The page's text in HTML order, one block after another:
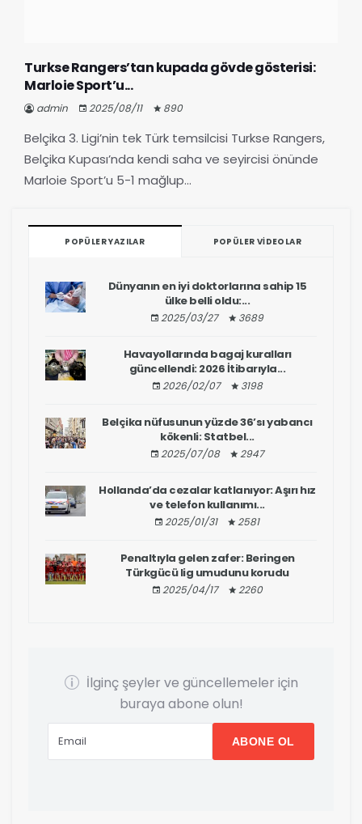
Turkse Rangers’tan kupada gövde gösterisi:
Marloie Sport’u...
admin 2025/08/11 890
Belçika 3. Ligi’nin tek Türk temsilcisi Turkse Rangers,
Belçika Kupası’nda kendi saha ve seyircisi önünde
Marloie Sport’u 5-1 mağlup...
POPÜLER YAZILAR POPÜLER VIDEOLAR
Dünyanın en iyi doktorlarına sahip 15
ülke belli oldu:...
2025/03/27 3689
Havayollarında bagaj kuralları
güncellendi: 2026 İtibarıyla...
2026/02/07 3198
Belçika nüfusunun yüzde 36’sı yabancı
kökenli: Statbel...
2025/07/08 2947
Hollanda’da cezalar katlanıyor: Aşırı hız
ve telefon kullanımı...
2025/01/31 2581
Penaltıyla gelen zafer: Beringen
Türkgücü lig umudunu korudu
2025/04/17 2260
İlginç şeyler ve güncellemeler için
buraya abone olun!